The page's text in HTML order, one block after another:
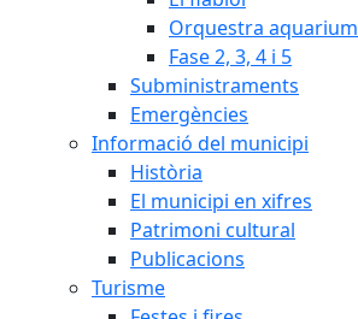
Orquestra aquarium
Fase 2, 3, 4 i 5
Subministraments
Emergències
Informació del municipi
Història
El municipi en xifres
Patrimoni cultural
Publicacions
Turisme